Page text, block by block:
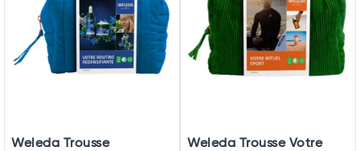
Weleda Trousse
Weleda Trousse Votre